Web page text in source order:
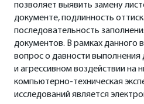
позволяет выявить замену
документе, подлинность
последовательность
документов. В рамках данного
вопрос о давности выполнения
и агрессивном воздействии
компьютерно-техническая
исследований является